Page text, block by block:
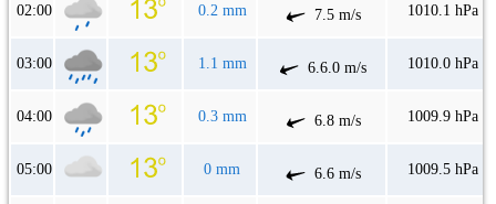
02:00 0.2 mm 7.5 m/s 1010.1 hPa
03:00 1.1 mm 6.6.0 m/s 1010.0 hPa
04:00 0.3 mm 6.8 m/s 1009.9 hPa
05:00 0 mm 6.6 m/s 1009.5 hPa